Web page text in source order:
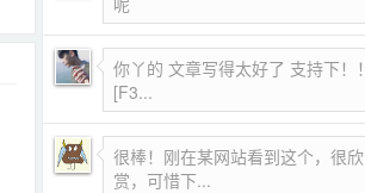
你丫的 文章写得太好了 支持下！！
[F3...
很棒！刚在某网站看到这个，很欣
赏，可惜下...